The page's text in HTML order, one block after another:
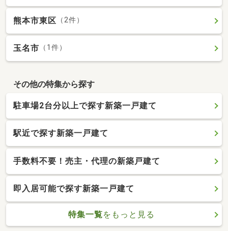
熊本市東区 （2件）
玉名市 （1件）
その他の特集から探す
駐車場2台分以上で探す新築一戸建て
駅近で探す新築一戸建て
手数料不要！売主・代理の新築戸建て
即入居可能で探す新築一戸建て
特集一覧をもっと見る